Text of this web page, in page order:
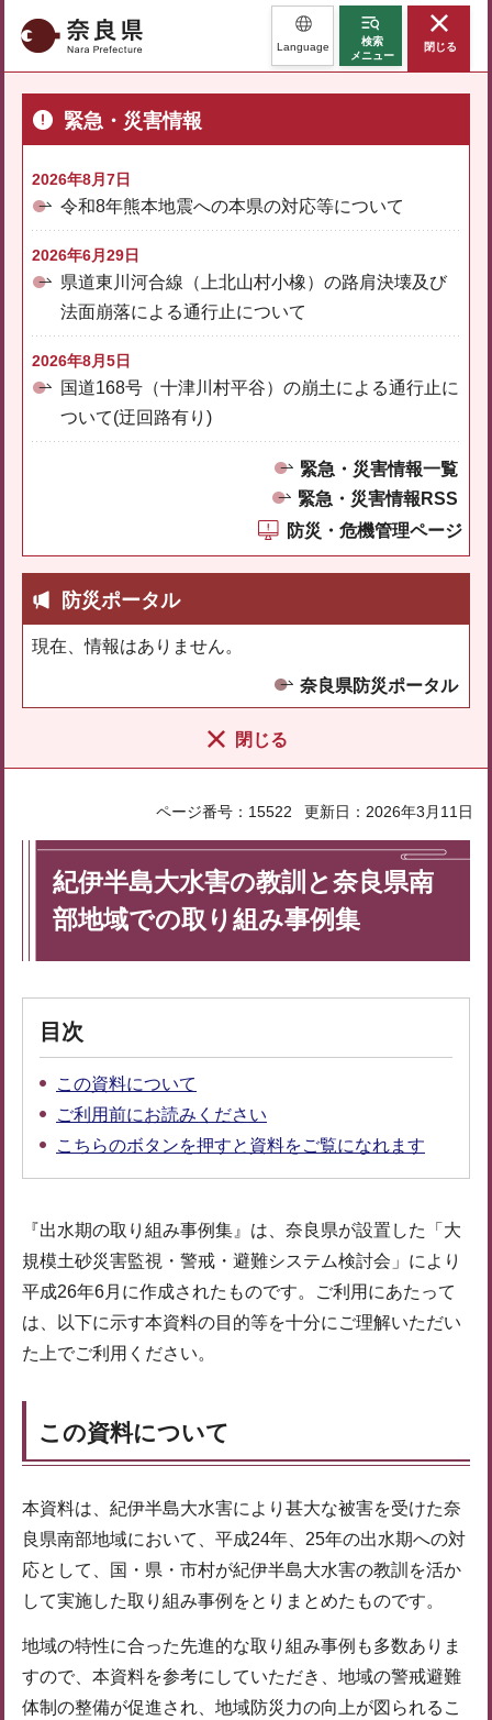
奈良県 Language
検索
メニュー
閉じる
緊急・災害情報
2026年8月7日
令和8年熊本地震への本県の対応等について
2026年6月29日
県道東川河合線（上北山村小橡）の路肩決壊及び
法面崩落による通行止について
2026年8月5日
国道168号（十津川村平谷）の崩土による通行止に
ついて(迂回路有り)
緊急・災害情報一覧
緊急・災害情報RSS
防災・危機管理ページ
防災ポータル
現在、情報はありません。
奈良県防災ポータル
閉じる
ページ番号：15522 更新日：2026年3月11日
紀伊半島大水害の教訓と奈良県南
部地域での取り組み事例集
目次
この資料について
ご利用前にお読みください
こちらのボタンを押すと資料をご覧になれます
『出水期の取り組み事例集』は、奈良県が設置した「大
規模土砂災害監視・警戒・避難システム検討会」により
平成26年6月に作成されたものです。ご利用にあたって
は、以下に示す本資料の目的等を十分にご理解いただい
た上でご利用ください。
この資料について
本資料は、紀伊半島大水害により甚大な被害を受けた奈
良県南部地域において、平成24年、25年の出水期への対
応として、国・県・市村が紀伊半島大水害の教訓を活か
して実施した取り組み事例をとりまとめたものです。
地域の特性に合った先進的な取り組み事例も多数ありま
すので、本資料を参考にしていただき、地域の警戒避難
体制の整備が促進され、地域防災力の向上が図られるこ